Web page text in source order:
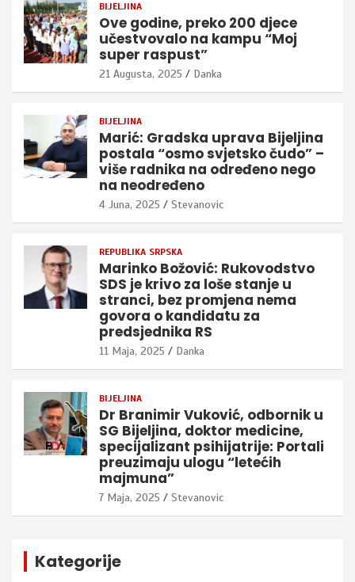
BIJELJINA
Ove godine, preko 200 djece
učestvovalo na kampu “Moj
super raspust”
21 Augusta, 2025 Danka
BIJELJINA
Marić: Gradska uprava Bijeljina
postala “osmo svjetsko čudo” –
više radnika na određeno nego
na neodređeno
4 Juna, 2025 Stevanovic
REPUBLIKA SRPSKA
Marinko Božović: Rukovodstvo
SDS je krivo za loše stanje u
stranci, bez promjena nema
govora o kandidatu za
predsjednika RS
11 Maja, 2025 Danka
BIJELJINA
Dr Branimir Vuković, odbornik u
SG Bijeljina, doktor medicine,
specijalizant psihijatrije: Portali
preuzimaju ulogu “letećih
majmuna”
7 Maja, 2025 Stevanovic
Kategorije